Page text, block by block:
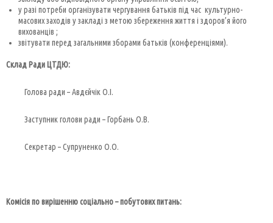
у разі потреби організувати чергування батьків під час культурно-
масових заходів у закладі з метою збереження життя і здоров’я його
вихованців ;
звітувати перед загальними зборами батьків (конференціями).
Склад Ради ЦТДЮ:
Голова ради – Авдєйчік О.І.
Заступник голови ради – Горбань О.В.
Секретар – Супруненко О.О.
Комісія по вирішенню соціально – побутових питань: